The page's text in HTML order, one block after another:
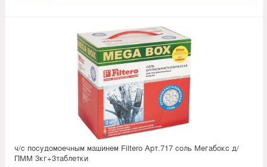
ч/с посудомоечным машинем Filtero Арт.717 соль Мегабокс д/
ПММ 3кг+3таблетки